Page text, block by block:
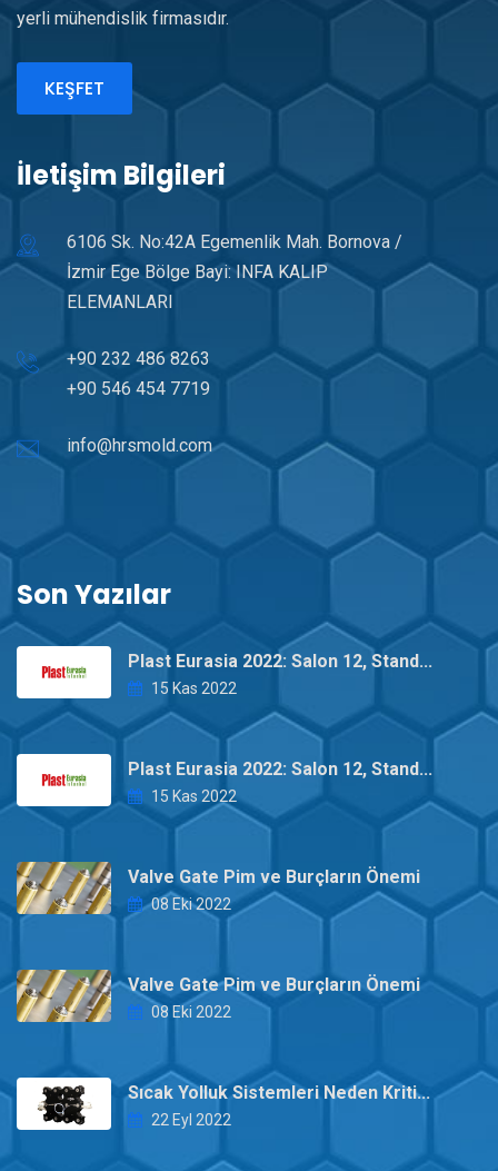
yerli mühendislik firmasıdır.
KEŞFET
İletişim Bilgileri
6106 Sk. No:42A Egemenlik Mah. Bornova /
İzmir Ege Bölge Bayi: INFA KALIP
ELEMANLARI
+90 232 486 8263
+90 546 454 7719
info@hrsmold.com
Son Yazılar
Plast Eurasia 2022: Salon 12, Stand...
15 Kas 2022
Plast Eurasia 2022: Salon 12, Stand...
15 Kas 2022
Valve Gate Pim ve Burçların Önemi
08 Eki 2022
Valve Gate Pim ve Burçların Önemi
08 Eki 2022
Sıcak Yolluk Sistemleri Neden Kriti...
22 Eyl 2022